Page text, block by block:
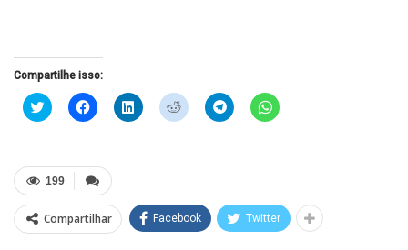
Compartilhe isso:
Clique
para
em
nova
janela)
Clique
para
em
nova
janela)
Clique
para
Clique
para
Clique
para
Clique
para
199
Compartilhar Facebook Twitter